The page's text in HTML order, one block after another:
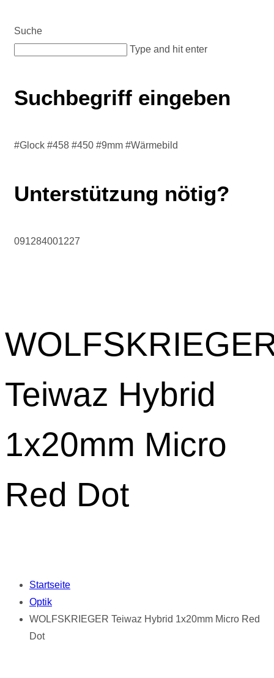
Suche
Type and hit enter
Suchbegriff eingeben
#Glock #458 #450 #9mm #Wärmebild
Unterstützung nötig?
091284001227
Teiwaz Hybrid
1x20mm Micro
Red Dot
Startseite
Optik
WOLFSKRIEGER Teiwaz Hybrid 1x20mm Micro Red
Dot